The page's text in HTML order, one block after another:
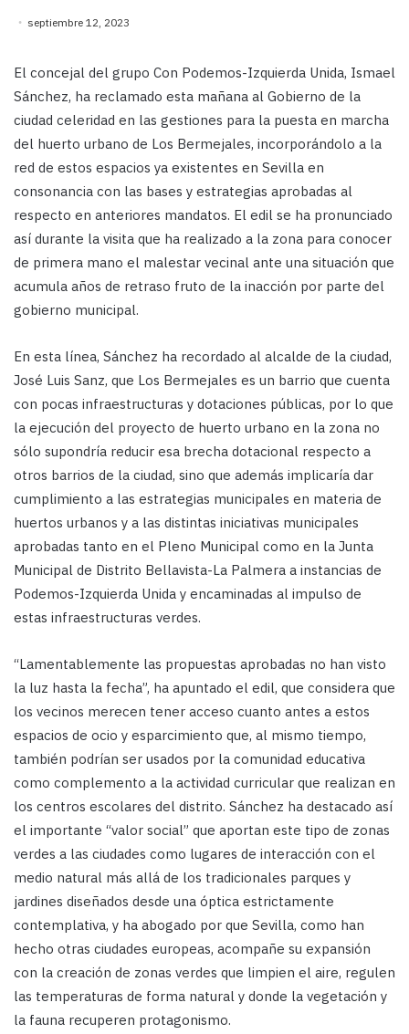
septiembre 12, 2023
El concejal del grupo Con Podemos-Izquierda Unida, Ismael
Sánchez, ha reclamado esta mañana al Gobierno de la
ciudad celeridad en las gestiones para la puesta en marcha
del huerto urbano de Los Bermejales, incorporándolo a la
red de estos espacios ya existentes en Sevilla en
consonancia con las bases y estrategias aprobadas al
respecto en anteriores mandatos. El edil se ha pronunciado
así durante la visita que ha realizado a la zona para conocer
de primera mano el malestar vecinal ante una situación que
acumula años de retraso fruto de la inacción por parte del
gobierno municipal.
En esta línea, Sánchez ha recordado al alcalde de la ciudad,
José Luis Sanz, que Los Bermejales es un barrio que cuenta
con pocas infraestructuras y dotaciones públicas, por lo que
la ejecución del proyecto de huerto urbano en la zona no
sólo supondría reducir esa brecha dotacional respecto a
otros barrios de la ciudad, sino que además implicaría dar
cumplimiento a las estrategias municipales en materia de
huertos urbanos y a las distintas iniciativas municipales
aprobadas tanto en el Pleno Municipal como en la Junta
Municipal de Distrito Bellavista-La Palmera a instancias de
Podemos-Izquierda Unida y encaminadas al impulso de
estas infraestructuras verdes.
“Lamentablemente las propuestas aprobadas no han visto
la luz hasta la fecha”, ha apuntado el edil, que considera que
los vecinos merecen tener acceso cuanto antes a estos
espacios de ocio y esparcimiento que, al mismo tiempo,
también podrían ser usados por la comunidad educativa
como complemento a la actividad curricular que realizan en
los centros escolares del distrito. Sánchez ha destacado así
el importante “valor social” que aportan este tipo de zonas
verdes a las ciudades como lugares de interacción con el
medio natural más allá de los tradicionales parques y
jardines diseñados desde una óptica estrictamente
contemplativa, y ha abogado por que Sevilla, como han
hecho otras ciudades europeas, acompañe su expansión
con la creación de zonas verdes que limpien el aire, regulen
las temperaturas de forma natural y donde la vegetación y
la fauna recuperen protagonismo.